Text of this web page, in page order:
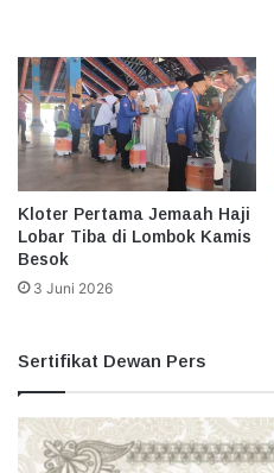
Kloter Pertama Jemaah Haji
Lobar Tiba di Lombok Kamis
Besok
3 Juni 2026
Sertifikat Dewan Pers